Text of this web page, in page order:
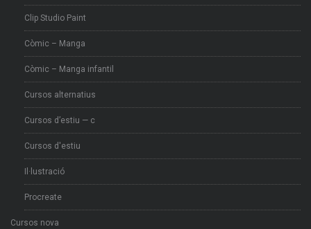
Clip Studio Paint
Còmic – Manga
Còmic – Manga infantil
Cursos alternatius
Cursos d’estiu — c
Cursos d'estiu
Il·lustració
Procreate
Cursos nova